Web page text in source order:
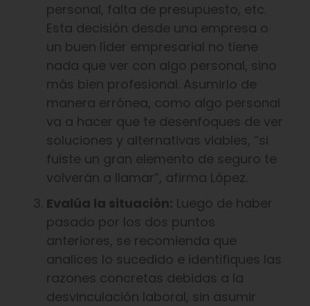
personal, falta de presupuesto, etc.
Esta decisión desde una empresa o
un buen líder empresarial no tiene
nada que ver con algo personal, sino
más bien profesional. Asumirlo de
manera errónea, como algo personal
va a hacer que te desenfoques de ver
soluciones y alternativas viables, “si
fuiste un gran elemento de seguro te
volverán a llamar”, afirma López.
Evalúa la situación: Luego de haber
pasado por los dos puntos
anteriores, se recomienda que
analices lo sucedido e identifiques las
razones concretas debidas a la
desvinculación laboral, sin asumir